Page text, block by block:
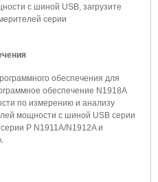
с шиной USB, загрузите
серии
обеспечения для
обеспечение N1918A
по измерению и анализу
мощности с шиной USB серии
P N1911A/N1912A и